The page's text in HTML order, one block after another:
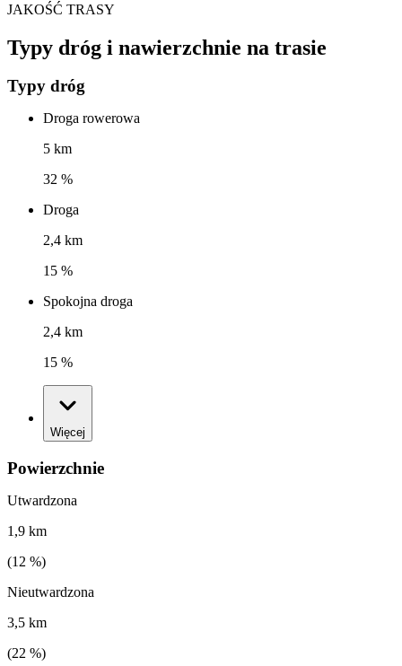
JAKOŚĆ TRASY
Typy dróg i nawierzchnie na trasie
Typy dróg
Droga rowerowa
5 km
32 %
Droga
2,4 km
15 %
Spokojna droga
2,4 km
15 %
Więcej
Powierzchnie
Utwardzona
1,9 km
(12 %)
Nieutwardzona
3,5 km
(22 %)